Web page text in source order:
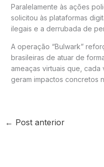
Paralelamente às ações
solicitou às plataformas
ilegais e a derrubada de
A operação “Bulwark”
brasileiras de atuar de
ameaças virtuais que, cada
geram impactos concretos
← Post anterior